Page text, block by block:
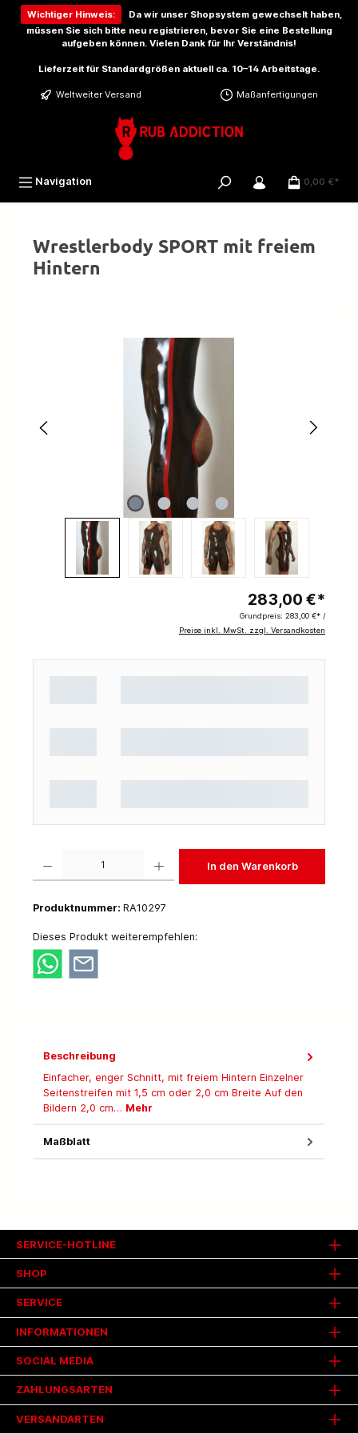
springen
Wichtiger Hinweis:
Da wir unser Shopsystem gewechselt haben,
müssen Sie sich bitte neu registrieren, bevor Sie eine Bestellung
aufgeben können. Vielen Dank für Ihr Verständnis!
Lieferzeit für Standardgrößen aktuell ca. 10–14 Arbeitstage.
Weltweiter Versand Maßanfertigungen
Navigation 0,00 €*
Wrestlerbody SPORT mit freiem
Hintern
283,00 €*
Grundpreis: 283,00 €* /
Preise inkl. MwSt. zzgl. Versandkosten
In den Warenkorb
Produktnummer: RA10297
Dieses Produkt weiterempfehlen:
Beschreibung
Einfacher, enger Schnitt, mit freiem Hintern Einzelner
Seitenstreifen mit 1,5 cm oder 2,0 cm Breite Auf den
Bildern 2,0 cm… Mehr
Maßblatt
SHOP
SERVICE
INFORMATIONEN
SERVICE-HOTLINE
SOCIAL MEDIA
ZAHLUNGSARTEN
VERSANDARTEN